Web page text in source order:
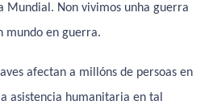
Mundial. Non vivimos unha guerra
mundo en guerra.
afectan a millóns de persoas en
asistencia humanitaria en tal